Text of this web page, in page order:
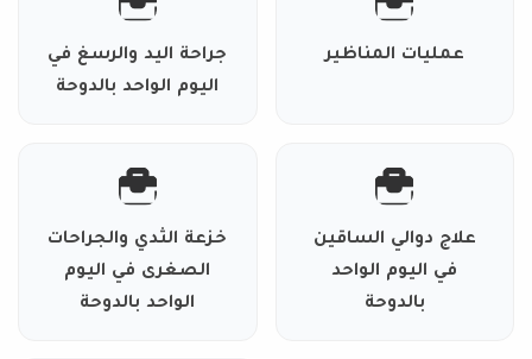
عمليات المناظير
جراحة اليد والرسغ في
اليوم الواحد بالدوحة
علاج دوالي الساقين
في اليوم الواحد
بالدوحة
خزعة الثدي والجراحات
الصغرى في اليوم
الواحد بالدوحة